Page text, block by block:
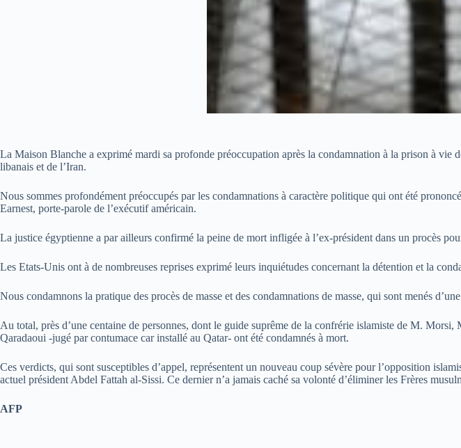
La Maison Blanche a exprimé mardi sa profonde préoccupation après la condamnation à la prison à
libanais et de l’Iran.
Nous sommes profondément préoccupés par les condamnations à caractère politique qui ont été
Earnest, porte-parole de l’exécutif américain.
La justice égyptienne a par ailleurs confirmé la peine de mort infligée à l’ex-président dans un procès
Les Etats-Unis ont à de nombreuses reprises exprimé leurs inquiétudes concernant la détention et la
Nous condamnons la pratique des procès de masse et des condamnations de masse, qui sont menés
Au total, près d’une centaine de personnes, dont le guide suprême de la confrérie islamiste de M.
Qaradaoui -jugé par contumace car installé au Qatar- ont été condamnés à mort.
Ces verdicts, qui sont susceptibles d’appel, représentent un nouveau coup sévère pour l’opposition
actuel président Abdel Fattah al-Sissi. Ce dernier n’a jamais caché sa volonté d’éliminer les Frères
AFP